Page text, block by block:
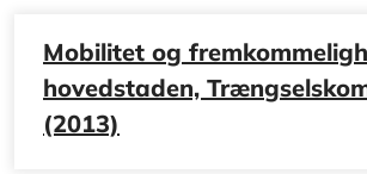
Mobilitet og
hovedstaden,
(2013)